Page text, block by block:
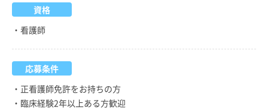
資格
・看護師
応募条件
・正看護師免許をお持ちの方
・臨床経験2年以上ある方歓迎